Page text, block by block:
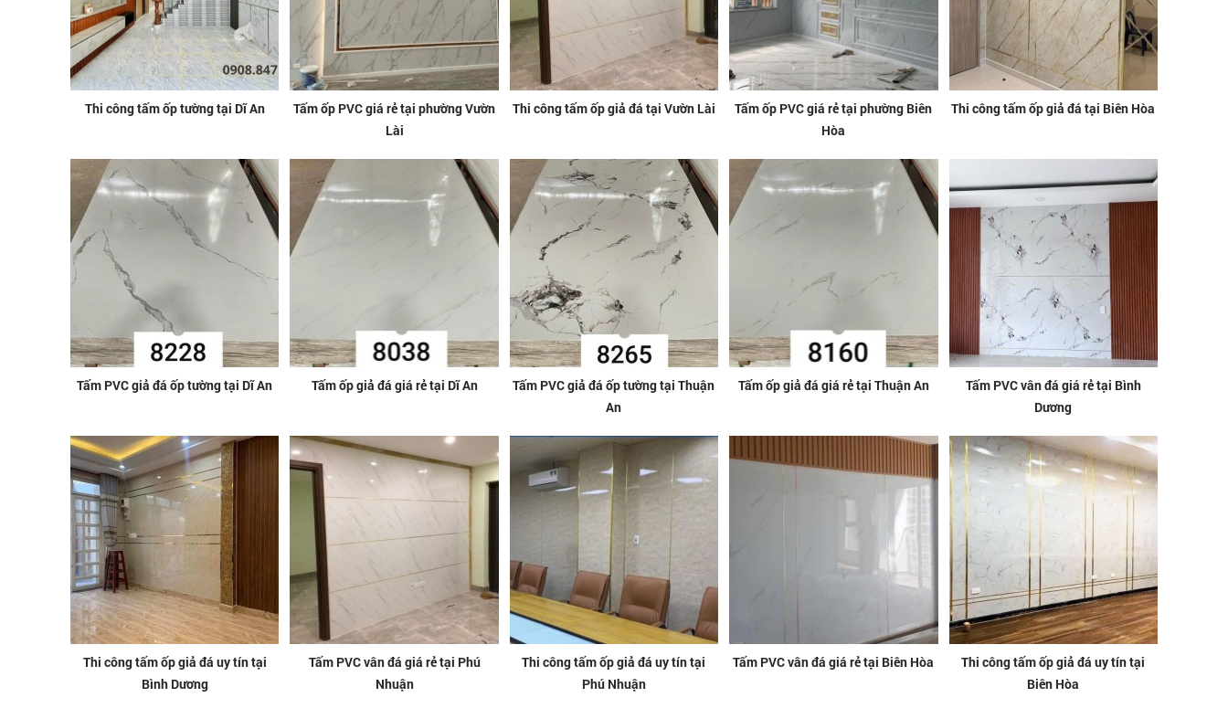
Thi công tấm ốp tường tại Dĩ An
Tấm ốp PVC giá rẻ tại phường Vườn
Lài
Thi công tấm ốp giả đá tại Vườn Lài
Tấm ốp PVC giá rẻ tại phường Biên
Hòa
Thi công tấm ốp giả đá tại Biên Hòa
Tấm PVC giả đá ốp tường tại Dĩ An Tấm ốp giả đá giá rẻ tại Dĩ An
Tấm PVC giả đá ốp tường tại Thuận
An
Tấm ốp giả đá giá rẻ tại Thuận An
Tấm PVC vân đá giá rẻ tại Bình
Dương
Thi công tấm ốp giả đá uy tín tại
Bình Dương
Tấm PVC vân đá giá rẻ tại Phú
Nhuận
Thi công tấm ốp giả đá uy tín tại
Phú Nhuận
Tấm PVC vân đá giá rẻ tại Biên Hòa
Thi công tấm ốp giả đá uy tín tại
Biên Hòa